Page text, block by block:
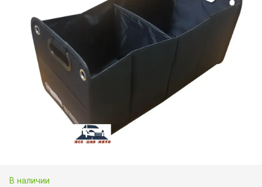
В наличии